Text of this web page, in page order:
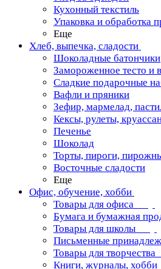
Кухонный текстиль
Упаковка и обработка
Еще
Хлеб, выпечка, сладости
Шоколадные батончики
Замороженное тесто и
Сладкие подарочные
Вафли и пряники
Зефир, мармелад,
Кексы, рулеты,
Печенье
Шоколад
Торты, пироги,
Восточные сладости
Еще
Офис, обучение, хобби
Товары для офиса
Бумага и бумажная
Товары для школы
Письменные
Товары для творчества
Книги, журналы, хобби